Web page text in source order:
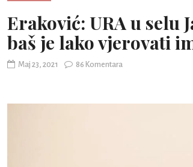
Eraković: URA u selu
baš je lako vjerovati
Maj 23, 2021 86 Komentara